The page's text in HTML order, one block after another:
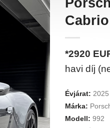
*2920
havi díj
Évjárat: 2025
Márka:
Modell: 992